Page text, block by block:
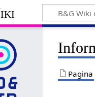
Pagina